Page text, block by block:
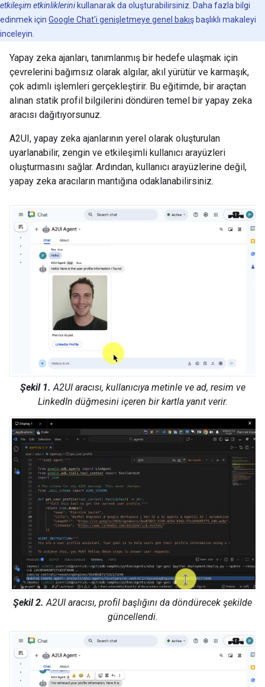
etkileşim etkinliklerinikullanarak da oluşturabilirsiniz. Daha fazla bilgi
edinmek için Google Chat'i genişletmeye genel bakış başlıklı makaleyi
inceleyin.
Yapay zeka ajanları, tanımlanmış bir hedefe ulaşmak için
çevrelerini bağımsız olarak algılar, akıl yürütür ve karmaşık,
çok adımlı işlemleri gerçekleştirir. Bu eğitimde, bir araçtan
alınan statik profil bilgilerini döndüren temel bir yapay zeka
aracısı dağıtıyorsunuz.
A2UI, yapay zeka ajanlarının yerel olarak oluşturulan
uyarlanabilir, zengin ve etkileşimli kullanıcı arayüzleri
oluşturmasını sağlar. Ardından, kullanıcı arayüzlerine değil,
yapay zeka aracıların mantığına odaklanabilirsiniz.
Şekil 1. A2UI aracısı, kullanıcıya metinle ve ad, resim ve
LinkedIn düğmesini içeren bir kartla yanıt verir.
Şekil 2. A2UI aracısı, profil başlığını da döndürecek şekilde
güncellendi.